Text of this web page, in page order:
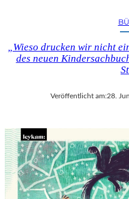
„Wieso drucken wir nicht
des neuen
Veröffentlicht am:28.